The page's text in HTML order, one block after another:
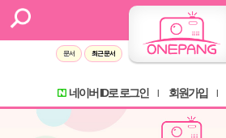
문서 최근 문서
네이버 ID로 로그인 회원가입